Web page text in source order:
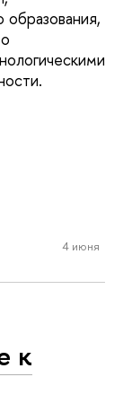
4 июня
к